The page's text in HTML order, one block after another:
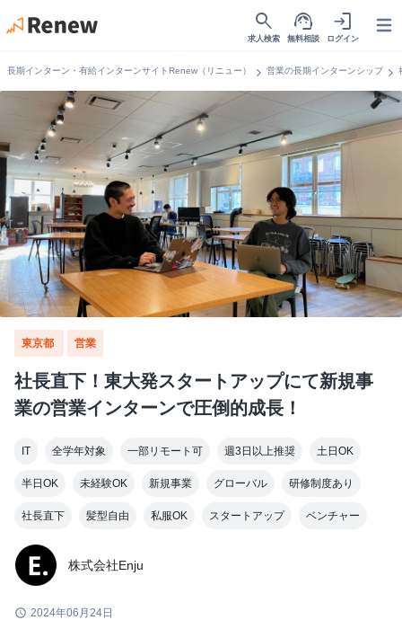
search
求人検索
support_agent
無料相談
login
ログイン
長期インターン・有給インターンサイトRenew（リニュー） chevron_right 営業の長期インターンシップchevron_right
東京都 営業
社長直下！東大発スタートアップにて新規事
業の営業インターンで圧倒的成長！
IT 全学年対象 一部リモート可 週3日以上推奨 土日OK
半日OK 未経験OK 新規事業 グローバル 研修制度あり
社長直下 髪型自由 私服OK スタートアップ ベンチャー
株式会社Enju
schedule 2024年06月24日